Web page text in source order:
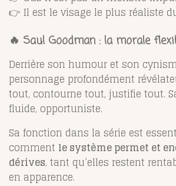
👉 Il est le visage le plus réaliste
🔥 Saul Goodman : la morale
Derrière son humour et son
personnage profondément
tout, contourne tout, justifie tout.
fluide, opportuniste.
Sa fonction dans la série est
comment le système permet et
dérives, tant qu’elles restent
en apparence.